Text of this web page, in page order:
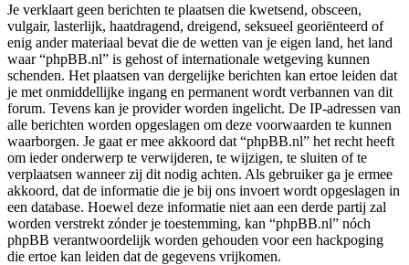
Je verklaart geen berichten te plaatsen die kwetsend, obsceen,
vulgair, lasterlijk, haatdragend, dreigend, seksueel georiënteerd of
enig ander materiaal bevat die de wetten van je eigen land, het land
waar “phpBB.nl” is gehost of internationale wetgeving kunnen
schenden. Het plaatsen van dergelijke berichten kan ertoe leiden dat
je met onmiddellijke ingang en permanent wordt verbannen van dit
forum. Tevens kan je provider worden ingelicht. De IP-adressen van
alle berichten worden opgeslagen om deze voorwaarden te kunnen
waarborgen. Je gaat er mee akkoord dat “phpBB.nl” het recht heeft
om ieder onderwerp te verwijderen, te wijzigen, te sluiten of te
verplaatsen wanneer zij dit nodig achten. Als gebruiker ga je ermee
akkoord, dat de informatie die je bij ons invoert wordt opgeslagen in
een database. Hoewel deze informatie niet aan een derde partij zal
worden verstrekt zónder je toestemming, kan “phpBB.nl” nóch
phpBB verantwoordelijk worden gehouden voor een hackpoging
die ertoe kan leiden dat de gegevens vrijkomen.